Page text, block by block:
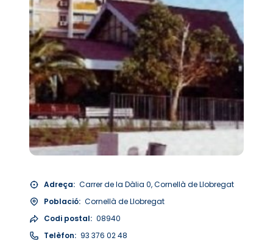
Adreça: Carrer de la Dàlia 0, Cornellà de Llobregat
Població: Cornellà de Llobregat
Codi postal: 08940
Telèfon: 93 376 02 48